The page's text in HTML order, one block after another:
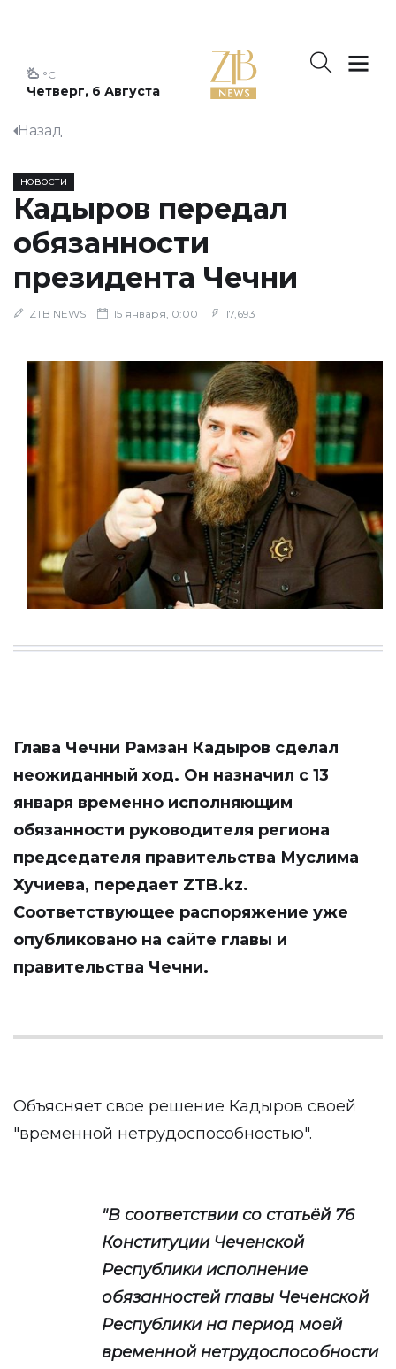
Четверг, 6 Августа
°C
Назад
НОВОСТИ
Кадыров передал
обязанности
президента Чечни
ZTB NEWS 15 января, 0:00 17,693
Глава Чечни Рамзан Кадыров сделал
неожиданный ход. Он назначил с 13
января временно исполняющим
обязанности руководителя региона
председателя правительства Муслима
Хучиева, передает ZTB.kz.
Соответствующее распоряжение уже
опубликовано на сайте главы и
правительства Чечни.
Объясняет свое решение Кадыров своей
"временной нетрудоспособностью".
"В соответствии со статьёй 76
Конституции Чеченской
Республики исполнение
обязанностей главы Чеченской
Республики на период моей
временной нетрудоспособности